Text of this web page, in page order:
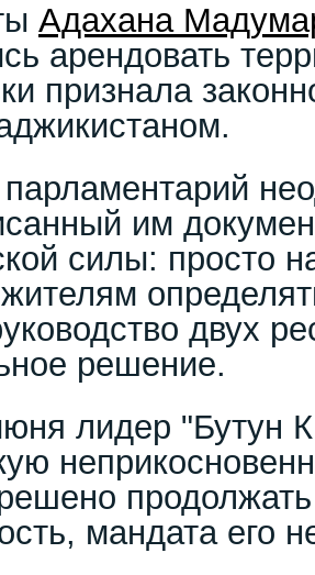
Адахана
арендовать
признала
им
силы: просто
двух
решение.
лидер "Бутун
мандата его